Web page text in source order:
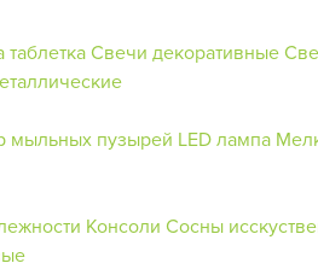
Свечи декоративные
мыльных пузырей LED лампа
Консоли Сосны